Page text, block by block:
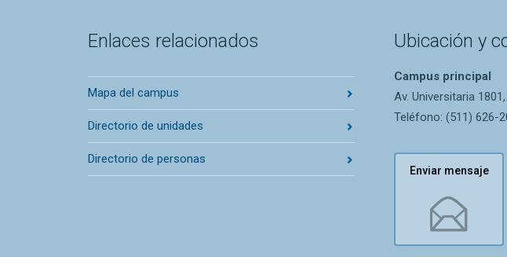
Enlaces relacionados
Mapa del campus
Directorio de unidades
Directorio de personas
Ubicación y
Campus principal
Av. Universitaria
Teléfono: (511) 626-
Enviar mensaje